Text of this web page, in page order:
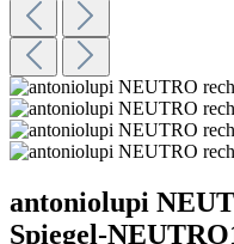
antoniolupi
Spiegel-